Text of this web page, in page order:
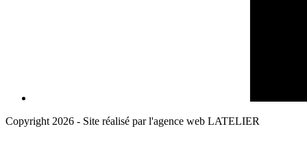
Copyright 2026 - Site réalisé par l'agence web LATELIER